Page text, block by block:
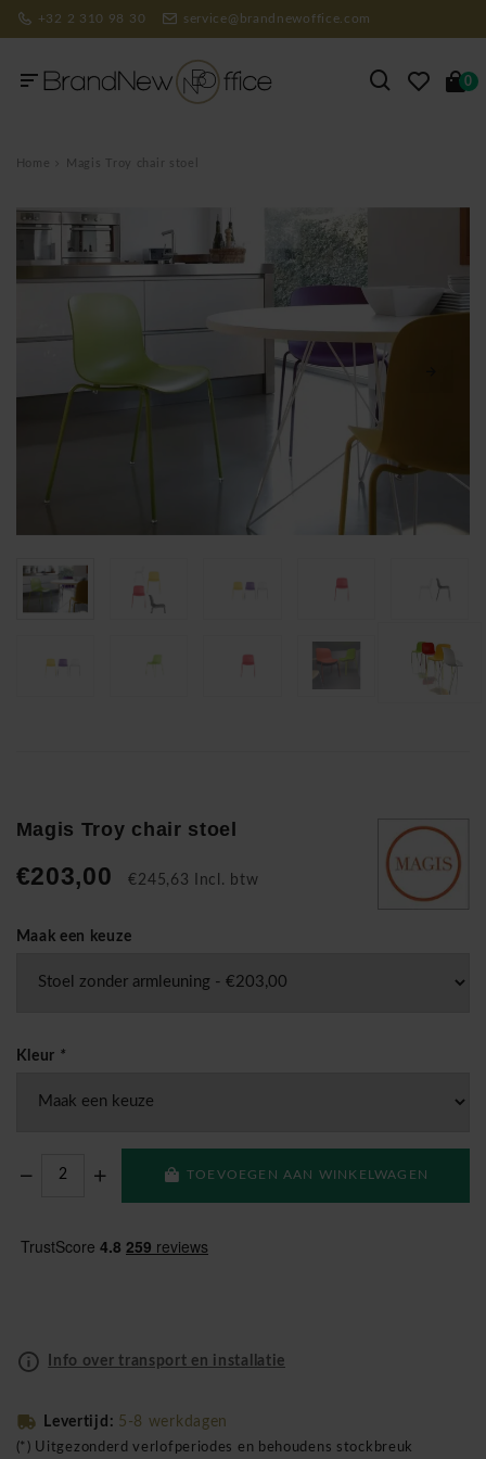
+32 2 310 98 30 service@brandnewoffice.com
0
Home Magis Troy chair stoel
Magis Troy chair stoel
€203,00 €245,63 Incl. btw
Maak een keuze
Kleur *
TOEVOEGEN AAN WINKELWAGEN
Info over transport en installatie
Levertijd: 5-8 werkdagen
(*) Uitgezonderd verlofperiodes en behoudens stockbreuk